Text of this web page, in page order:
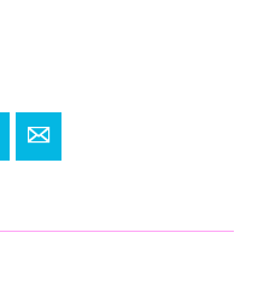
LinkedInE-mail